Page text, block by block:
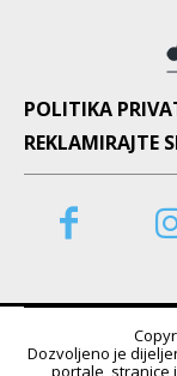
POLITIKA
REKLAMIRAJTE
Dozvoljeno je
portale, stranice